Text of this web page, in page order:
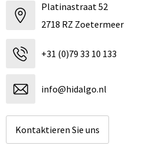
Platinastraat 52
2718 RZ Zoetermeer
+31 (0)79 33 10 133
info@hidalgo.nl
Kontaktieren Sie uns